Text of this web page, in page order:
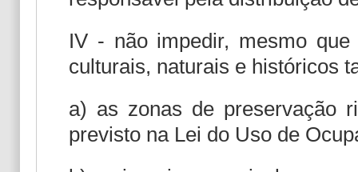
IV - não impedir, mesmo
culturais, naturais e históricos
a) as zonas de preservação
previsto na Lei do Uso de